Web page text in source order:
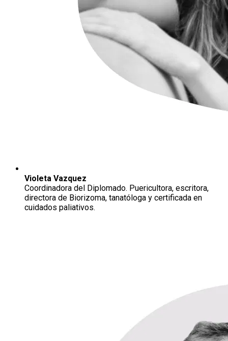
Violeta Vazquez
Coordinadora del Diplomado. Puericultora, escritora,
directora de Biorizoma, tanatóloga y certificada en
cuidados paliativos.